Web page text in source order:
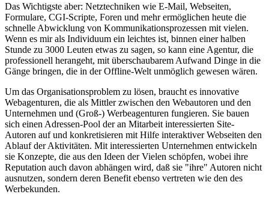
Das Wichtigste aber: Netztechniken wie E-Mail, Webseiten,
Formulare, CGI-Scripte, Foren und mehr ermöglichen heute die
schnelle Abwicklung von Kommunikationsprozessen mit vielen.
Wenn es mir als Individuum ein leichtes ist, binnen einer halben
Stunde zu 3000 Leuten etwas zu sagen, so kann eine Agentur, die
professionell herangeht, mit überschaubarem Aufwand Dinge in die
Gänge bringen, die in der Offline-Welt unmöglich gewesen wären.
Um das Organisationsproblem zu lösen, braucht es innovative
Webagenturen, die als Mittler zwischen den Webautoren und den
Unternehmen und (Groß-) Werbeagenturen fungieren. Sie bauen
sich einen Adressen-Pool der an Mitarbeit interessierten Site-
Autoren auf und konkretisieren mit Hilfe interaktiver Webseiten den
Ablauf der Aktivitäten. Mit interessierten Unternehmen entwickeln
sie Konzepte, die aus den Ideen der Vielen schöpfen, wobei ihre
Reputation auch davon abhängen wird, daß sie "ihre" Autoren nicht
ausnutzen, sondern deren Benefit ebenso vertreten wie den des
Werbekunden.